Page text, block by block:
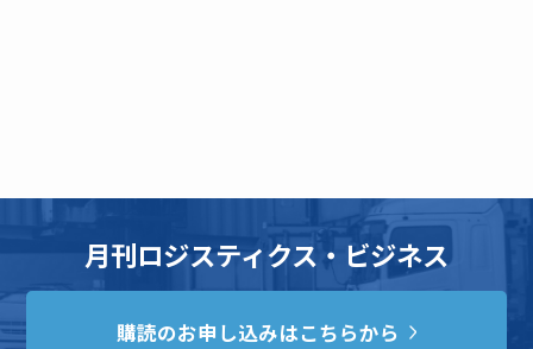
月刊ロジスティクス・ビジネス
購読のお申し込みはこちらから